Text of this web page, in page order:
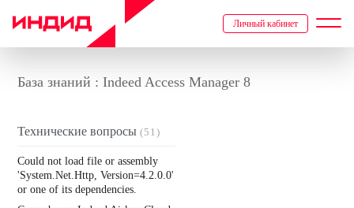
Личный кабинет
База знаний : Indeed Access Manager 8
Технические вопросы (51)
Could not load file or assembly
'System.Net.Http, Version=4.2.0.0'
or one of its dependencies.